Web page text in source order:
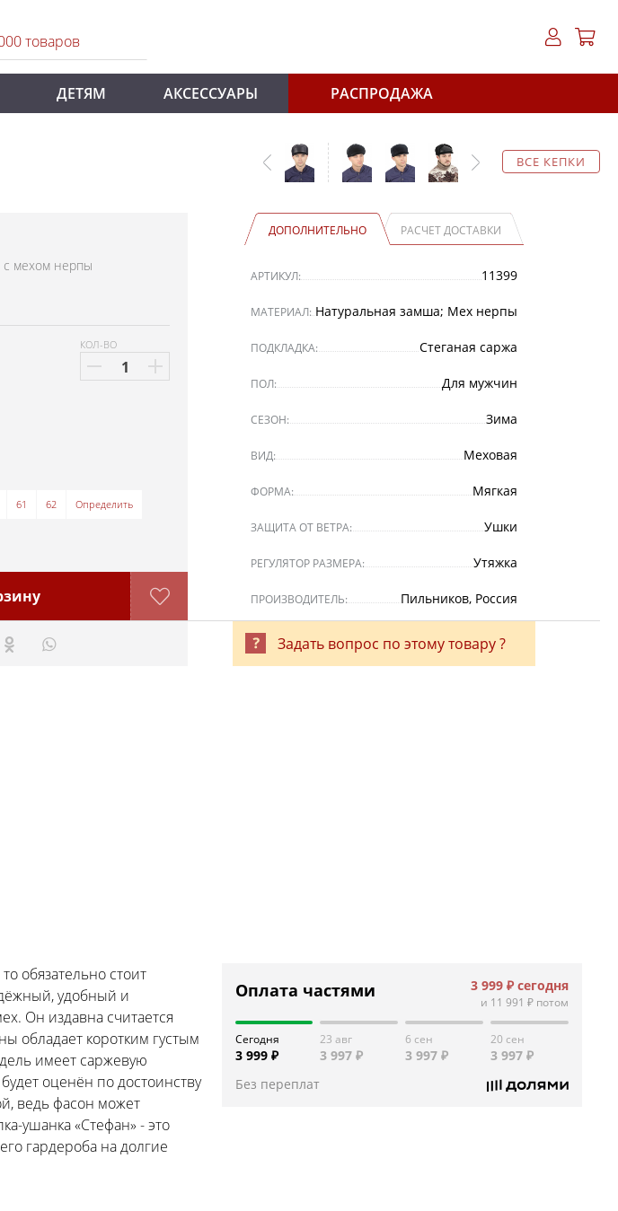
ДЕТЯМ АКСЕССУАРЫ РАСПРОДАЖА
ВСЕ КЕПКИ
с мехом нерпы
КОЛ-ВО
61 62 Определить
ДОПОЛНИТЕЛЬНО РАСЧЕТ ДОСТАВКИ
АРТИКУЛ: 11399
МАТЕРИАЛ: Натуральная замша; Мех нерпы
ПОДКЛАДКА: Стеганая саржа
ПОЛ: Для мужчин
СЕЗОН: Зима
ВИД: Меховая
ФОРМА: Мягкая
ЗАЩИТА ОТ ВЕТРА: Ушки
РЕГУЛЯТОР РАЗМЕРА: Утяжка
ПРОИЗВОДИТЕЛЬ: Пильников, Россия
Задать вопрос по этому товару ?
обязательно стоит
удобный и
Он издавна считается
обладает коротким густым
имеет саржевую
оценён по достоинству
ведь фасон может
ушанка «Стефан» - это
гардероба на долгие
Оплата частями 3 999 ₽сегодня
и 11 991 ₽потом
Сегодня
3 999 ₽
23 авг
3 997 ₽
6 сен
3 997 ₽
20 сен
3 997 ₽
Без переплат